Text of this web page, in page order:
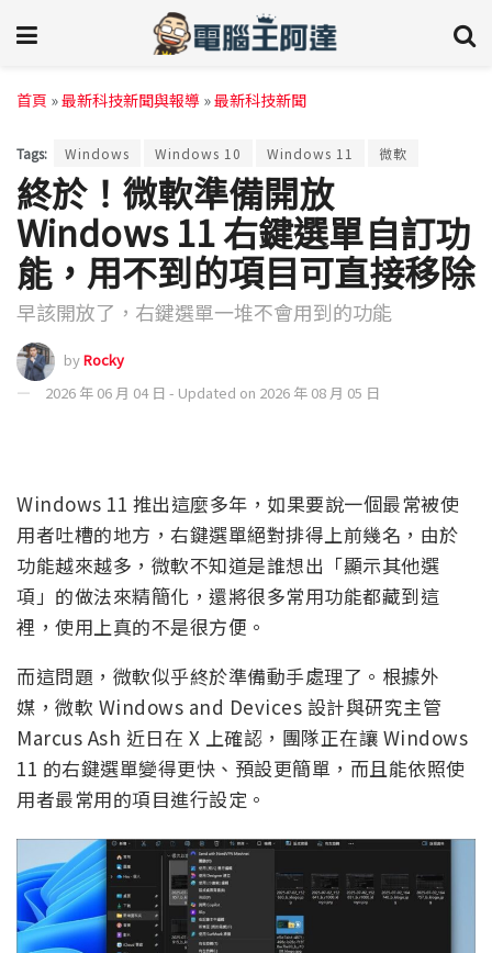
首頁 »最新科技新聞與報導 »最新科技新聞
Tags: Windows Windows 10 Windows 11 微軟
終於！微軟準備開放
Windows 11 右鍵選單自訂功
能，用不到的項目可直接移除
早該開放了，右鍵選單一堆不會用到的功能
byRocky
2026 年 06 月 04 日 - Updated on 2026 年 08 月 05 日
Windows 11 推出這麼多年，如果要說一個最常被使
用者吐槽的地方，右鍵選單絕對排得上前幾名，由於
功能越來越多，微軟不知道是誰想出「顯示其他選
項」的做法來精簡化，還將很多常用功能都藏到這
裡，使用上真的不是很方便。
而這問題，微軟似乎終於準備動手處理了。根據外
媒，微軟 Windows and Devices 設計與研究主管
Marcus Ash 近日在 X 上確認，團隊正在讓 Windows
11 的右鍵選單變得更快、預設更簡單，而且能依照使
用者最常用的項目進行設定。